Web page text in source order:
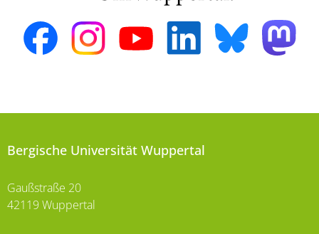
Bergische Universität Wuppertal
Gaußstraße 20
42119 Wuppertal